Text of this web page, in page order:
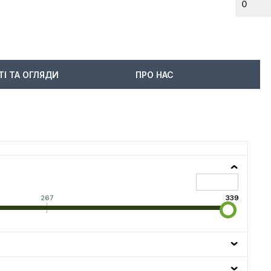
0
ТА ОГЛЯДИ ПРО НАС
267 339